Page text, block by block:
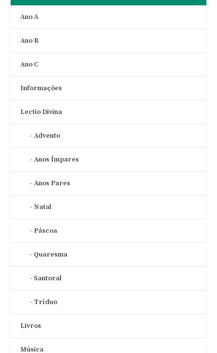
Ano A
Ano B
Ano C
Informações
Lectio Divina
Advento
Anos Ímpares
Anos Pares
Natal
Páscoa
Quaresma
Santoral
Tríduo
Livros
Música